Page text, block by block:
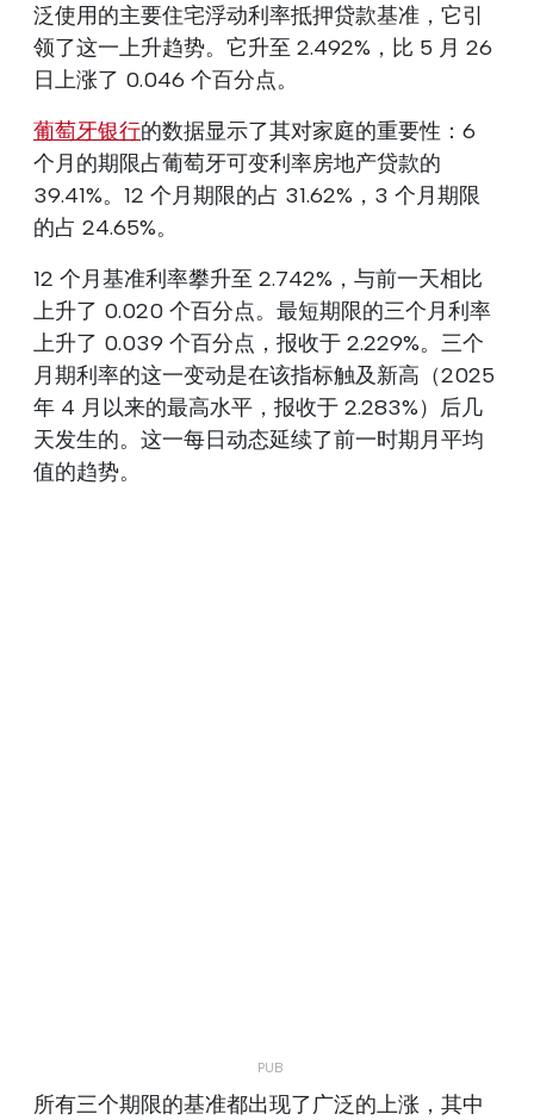
泛使用的主要住宅浮动利率抵押贷款基准，它引
领了这一上升趋势。它升至 2.492%，比 5 月 26
日上涨了 0.046 个百分点。
葡萄牙银行的数据显示了其对家庭的重要性：6
个月的期限占葡萄牙可变利率房地产贷款的
39.41%。12 个月期限的占 31.62%，3 个月期限
的占 24.65%。
12 个月基准利率攀升至 2.742%，与前一天相比
上升了 0.020 个百分点。最短期限的三个月利率
上升了 0.039 个百分点，报收于 2.229%。三个
月期利率的这一变动是在该指标触及新高（2025
年 4 月以来的最高水平，报收于 2.283%）后几
天发生的。这一每日动态延续了前一时期月平均
值的趋势。
所有三个期限的基准都出现了广泛的上涨，其中